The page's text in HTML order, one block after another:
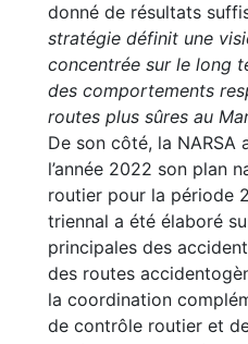
donné de résultats
stratégie définit une
concentrée sur le long
des comportements
routes plus sûres au
De son côté, la NARSA
l’année 2022 son plan
routier pour la période
triennal a été élaboré
principales des
des routes
la coordination
de contrôle routier et